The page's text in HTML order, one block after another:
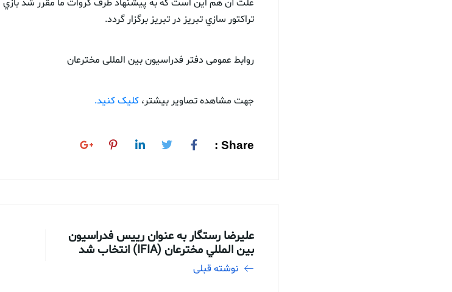
علت آن هم این است که به پيشنهاد طرف كروات ما مقرر شد بازي
تراكتور سازي تبريز در تبريز برگزار گردد.
روابط عمومی دفتر فدراسیون بین المللی مخترعان
جهت مشاهده تصاویر بیشتر، کلیک کنید.
Share :
عليرضا رستگار به عنوان رييس فدراسيون
بين المللي مخترعان (IFIA) انتخاب شد
نوشته قبلی